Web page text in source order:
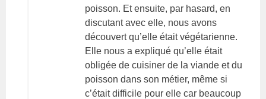
poisson. Et ensuite, par hasard, en
discutant avec elle, nous avons
découvert qu’elle était végétarienne.
Elle nous a expliqué qu’elle était
obligée de cuisiner de la viande et du
poisson dans son métier, même si
c’était difficile pour elle car beaucoup